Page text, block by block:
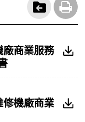
廠商業服務
修機廠商業